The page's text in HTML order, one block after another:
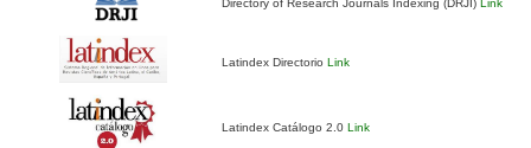
Directory of Research Journals Indexing (DRJI)Link
Latindex DirectorioLink
Latindex Catálogo 2.0Link